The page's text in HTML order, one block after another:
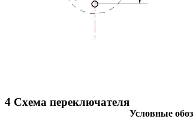
4 Схема переключателя
Условные